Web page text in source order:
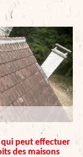
qui peut effectuer
des maisons